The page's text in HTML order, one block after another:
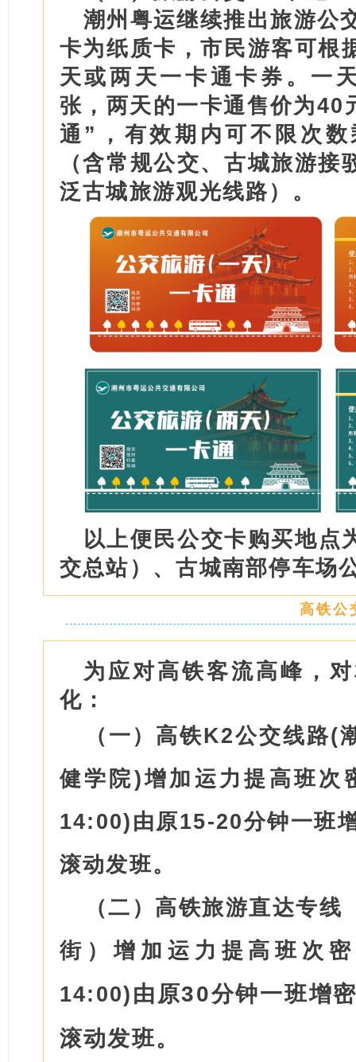
潮州粤运继续推出旅游公
卡为纸质卡，市民游客可根
天或两天一卡通卡券。一
张，两天的一卡通售价为40
通”，有效期内可不限次
（含常规公交、古城旅游
泛古城旅游观光线路）。
以上便民公交卡购买地点
交总站）、古城南部停车场
高铁公
为应对高铁客流高峰，
化：
（一）高铁K2公交线
健学院)增加运力提高班次
14:00)由原15-20分钟一班
滚动发班。
（二）高铁旅游直达专
街）增加运力提高班次
14:00)由原30分钟一班增
滚动发班。